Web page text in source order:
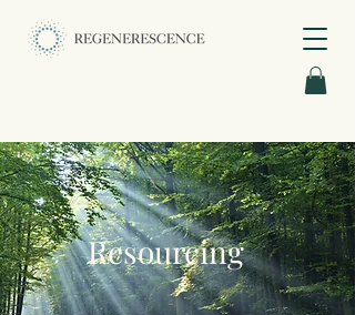
Resourcing